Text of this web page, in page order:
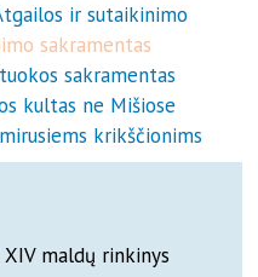
ir sutaikinimo
sakramentas
sakramentas
kultas ne Mišiose
krikščionims
maldų rinkinys